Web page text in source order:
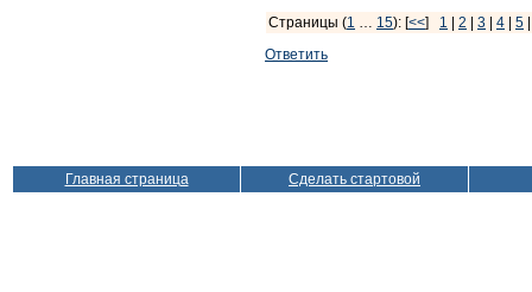
Страницы (1 … 15): [<<] 1 2 3 4 5
Ответить
Главная страница Сделать стартовой